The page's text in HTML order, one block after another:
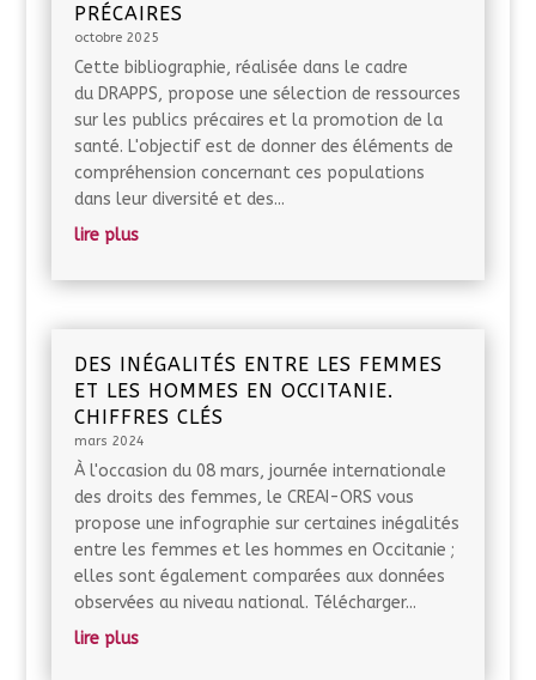
PRÉCAIRES
octobre 2025
Cette bibliographie, réalisée dans le cadre
du DRAPPS, propose une sélection de ressources
sur les publics précaires et la promotion de la
santé. L'objectif est de donner des éléments de
compréhension concernant ces populations
dans leur diversité et des...
lire plus
DES INÉGALITÉS ENTRE LES FEMMES
ET LES HOMMES EN OCCITANIE.
CHIFFRES CLÉS
mars 2024
À l'occasion du 08 mars, journée internationale
des droits des femmes, le CREAI-ORS vous
propose une infographie sur certaines inégalités
entre les femmes et les hommes en Occitanie ;
elles sont également comparées aux données
observées au niveau national. Télécharger...
lire plus